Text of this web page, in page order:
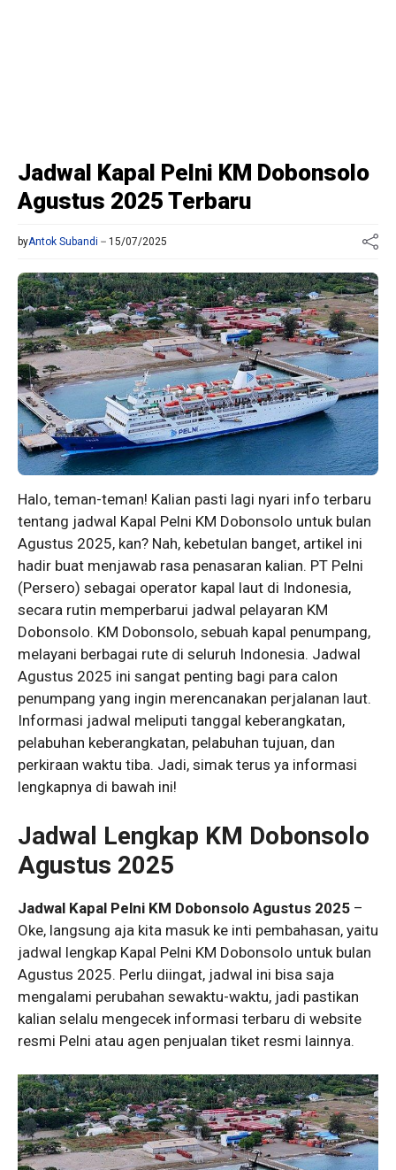
Jadwal Kapal Pelni KM Dobonsolo
Agustus 2025 Terbaru
byAntok Subandi 15/07/2025
Halo, teman-teman! Kalian pasti lagi nyari info terbaru
tentang jadwal Kapal Pelni KM Dobonsolo untuk bulan
Agustus 2025, kan? Nah, kebetulan banget, artikel ini
hadir buat menjawab rasa penasaran kalian. PT Pelni
(Persero) sebagai operator kapal laut di Indonesia,
secara rutin memperbarui jadwal pelayaran KM
Dobonsolo. KM Dobonsolo, sebuah kapal penumpang,
melayani berbagai rute di seluruh Indonesia. Jadwal
Agustus 2025 ini sangat penting bagi para calon
penumpang yang ingin merencanakan perjalanan laut.
Informasi jadwal meliputi tanggal keberangkatan,
pelabuhan keberangkatan, pelabuhan tujuan, dan
perkiraan waktu tiba. Jadi, simak terus ya informasi
lengkapnya di bawah ini!
Jadwal Lengkap KM Dobonsolo
Agustus 2025
Jadwal Kapal Pelni KM Dobonsolo Agustus 2025 –
Oke, langsung aja kita masuk ke inti pembahasan, yaitu
jadwal lengkap Kapal Pelni KM Dobonsolo untuk bulan
Agustus 2025. Perlu diingat, jadwal ini bisa saja
mengalami perubahan sewaktu-waktu, jadi pastikan
kalian selalu mengecek informasi terbaru di website
resmi Pelni atau agen penjualan tiket resmi lainnya.